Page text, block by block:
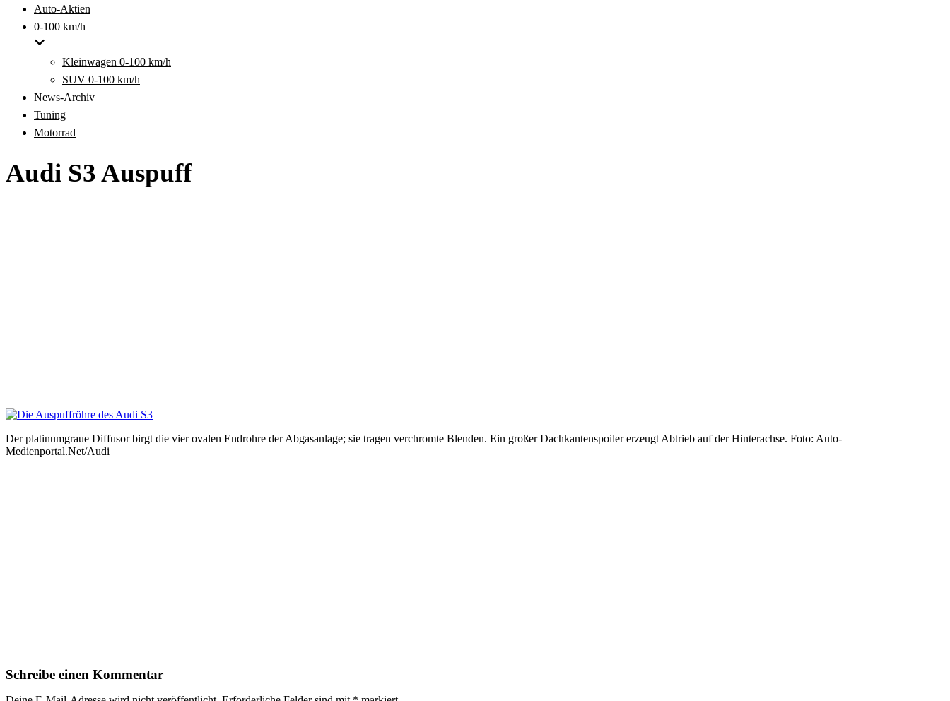
Auto-Aktien
0-100 km/h
Kleinwagen 0-100 km/h
SUV 0-100 km/h
News-Archiv
Tuning
Motorrad
Audi S3 Auspuff
Der platinumgraue Diffusor birgt die vier ovalen Endrohre der Abgasanlage; sie tragen verchromte Blenden. Ein großer Dachkantenspoiler erzeugt Abtrieb auf der Hinterachse. Foto: Auto-
Medienportal.Net/Audi
Schreibe einen Kommentar